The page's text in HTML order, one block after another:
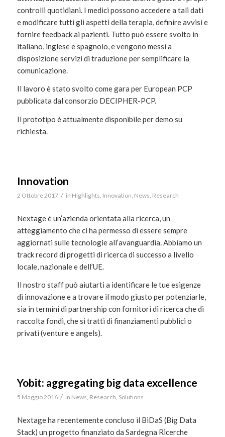
controlli quotidiani. I medici possono accedere a tali dati
e modificare tutti gli aspetti della terapia, definire avvisi e
fornire feedback ai pazienti. Tutto può essere svolto in
italiano, inglese e spagnolo, e vengono messi a
disposizione servizi di traduzione per semplificare la
comunicazione.
Il lavoro è stato svolto come gara per European PCP
pubblicata dal consorzio DECIPHER-PCP.
Il prototipo è attualmente disponibile per demo su
richiesta.
Innovation
2 Ottobre 2017 / in Highlights Innovation News Research
Nextage è un’azienda orientata alla ricerca, un
atteggiamento che ci ha permesso di essere sempre
aggiornati sulle tecnologie all’avanguardia. Abbiamo un
track record di progetti di ricerca di successo a livello
locale, nazionale e dell’UE.
Il nostro staff può aiutarti a identificare le tue esigenze
di innovazione e a trovare il modo giusto per potenziarle,
sia in termini di partnership con fornitori di ricerca che di
raccolta fondi, che si tratti di finanziamenti pubblici o
privati (venture e angels).
Yobit: aggregating big data excellence
5 Maggio 2016 / in News, Research, Solutions
Nextage ha recentemente concluso il BiDaS (Big Data
Stack) un progetto finanziato da Sardegna Ricerche